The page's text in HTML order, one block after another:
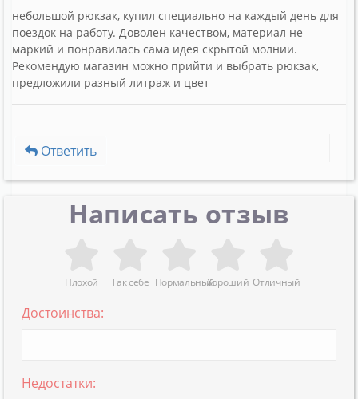
небольшой рюкзак, купил специально на каждый день для
поездок на работу. Доволен качеством, материал не
маркий и понравилась сама идея скрытой молнии.
Рекомендую магазин можно прийти и выбрать рюкзак,
предложили разный литраж и цвет
Ответить
Написать отзыв
Плохой Так себе НормальныйХороший Отличный
Достоинства:
Недостатки: